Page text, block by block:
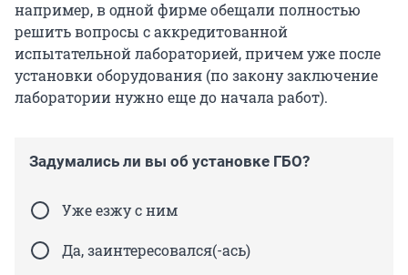
например, в одной фирме обещали полностью
решить вопросы с аккредитованной
испытательной лабораторией, причем уже после
установки оборудования (по закону заключение
лаборатории нужно еще до начала работ).
Задумались ли вы об установке ГБО?
Уже езжу с ним
Да, заинтересовался(-ась)